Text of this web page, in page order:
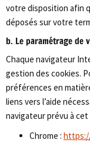
votre disposition afin
déposés sur votre
b. Le paramétrage de
Chaque navigateur
gestion des cookies.
préférences en
liens vers l’aide
navigateur prévu à
Chrome :